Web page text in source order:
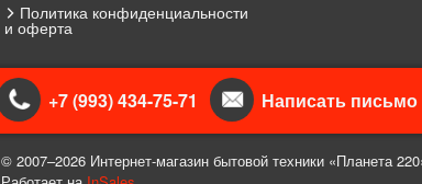
Политика конфиденциальности
и оферта
+7 (993) 434-75-71 Написать письмо
© 2007–2026 Интернет-магазин бытовой техники «Планета